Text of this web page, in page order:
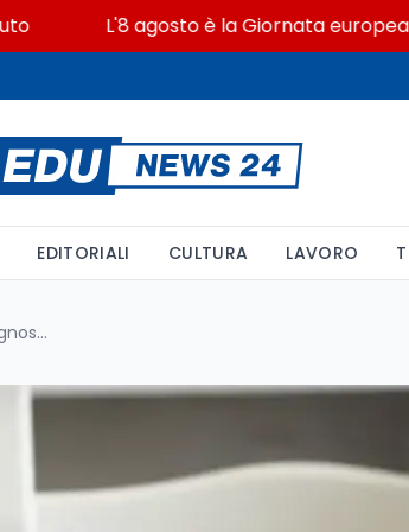
L'8 agosto è la Giornata europea in
EDITORIALI CULTURA LAVORO
L'intelligenza artificiale rivoluziona la diagnosi e il monitoraggio della narcolessia a Modena: nuove prospettive per bambini e famiglie